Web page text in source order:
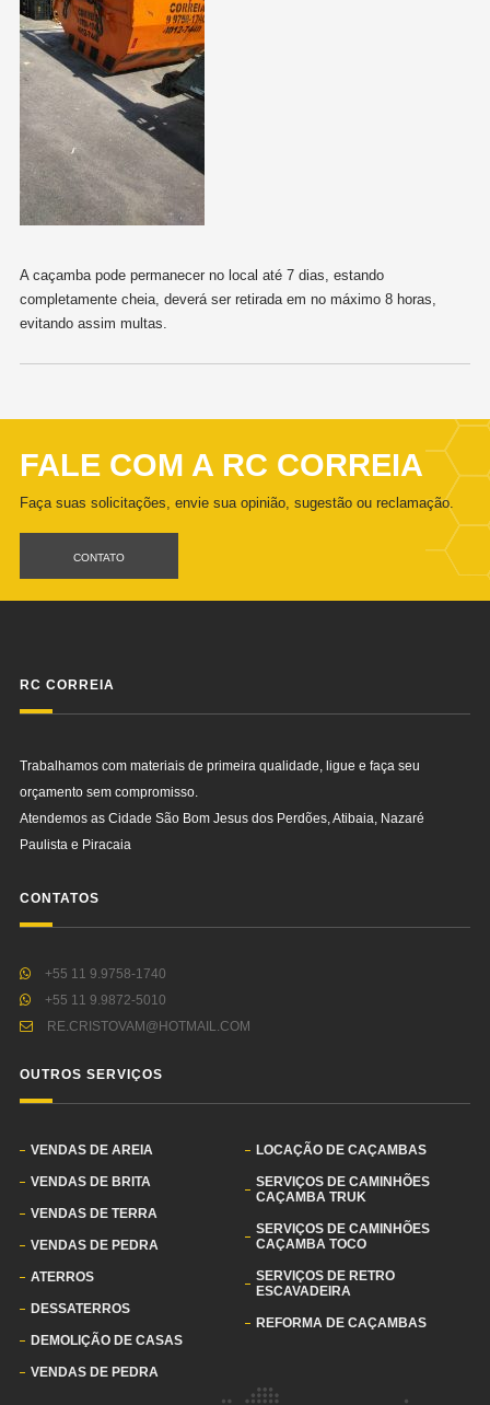
A caçamba pode permanecer no local até 7 dias, estando
completamente cheia, deverá ser retirada em no máximo 8 horas,
evitando assim multas.
FALE COM A RC CORREIA
Faça suas solicitações, envie sua opinião, sugestão ou reclamação.
CONTATO
RC CORREIA
Trabalhamos com materiais de primeira qualidade, ligue e faça seu
orçamento sem compromisso.
Atendemos as Cidade São Bom Jesus dos Perdões, Atibaia, Nazaré
Paulista e Piracaia
CONTATOS
+55 11 9.9758-1740
+55 11 9.9872-5010
RE.CRISTOVAM@HOTMAIL.COM
OUTROS SERVIÇOS
VENDAS DE AREIA
VENDAS DE BRITA
VENDAS DE TERRA
VENDAS DE PEDRA
ATERROS
DESSATERROS
DEMOLIÇÃO DE CASAS
VENDAS DE PEDRA
LOCAÇÃO DE CAÇAMBAS
SERVIÇOS DE CAMINHÕES
CAÇAMBA TRUK
SERVIÇOS DE CAMINHÕES
CAÇAMBA TOCO
SERVIÇOS DE RETRO
ESCAVADEIRA
REFORMA DE CAÇAMBAS